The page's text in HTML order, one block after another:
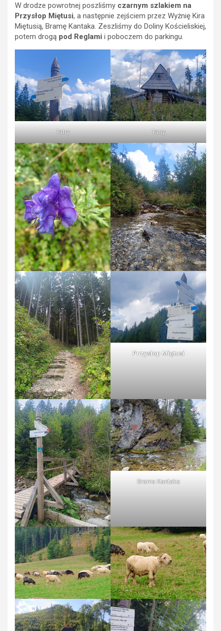
W drodze powrotnej poszliśmy czarnym szlakiem na
Przysłop Miętusi, a następnie zejściem przez Wyżnię Kira
Miętusią, Bramę Kantaka. Zeszliśmy do Doliny Kościeliskiej,
potem drogą pod Reglami i poboczem do parkingu.
Tatry Tatry
Przysłop Miętusi
Brama Kantaka